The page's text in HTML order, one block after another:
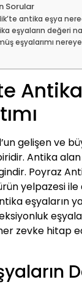
Sorular
antika eşya
eşyaların değeri
eşyalarımı
gelişen ve
Antika alan
Poyraz
yelpazesi
eşyaların
zevke hitap